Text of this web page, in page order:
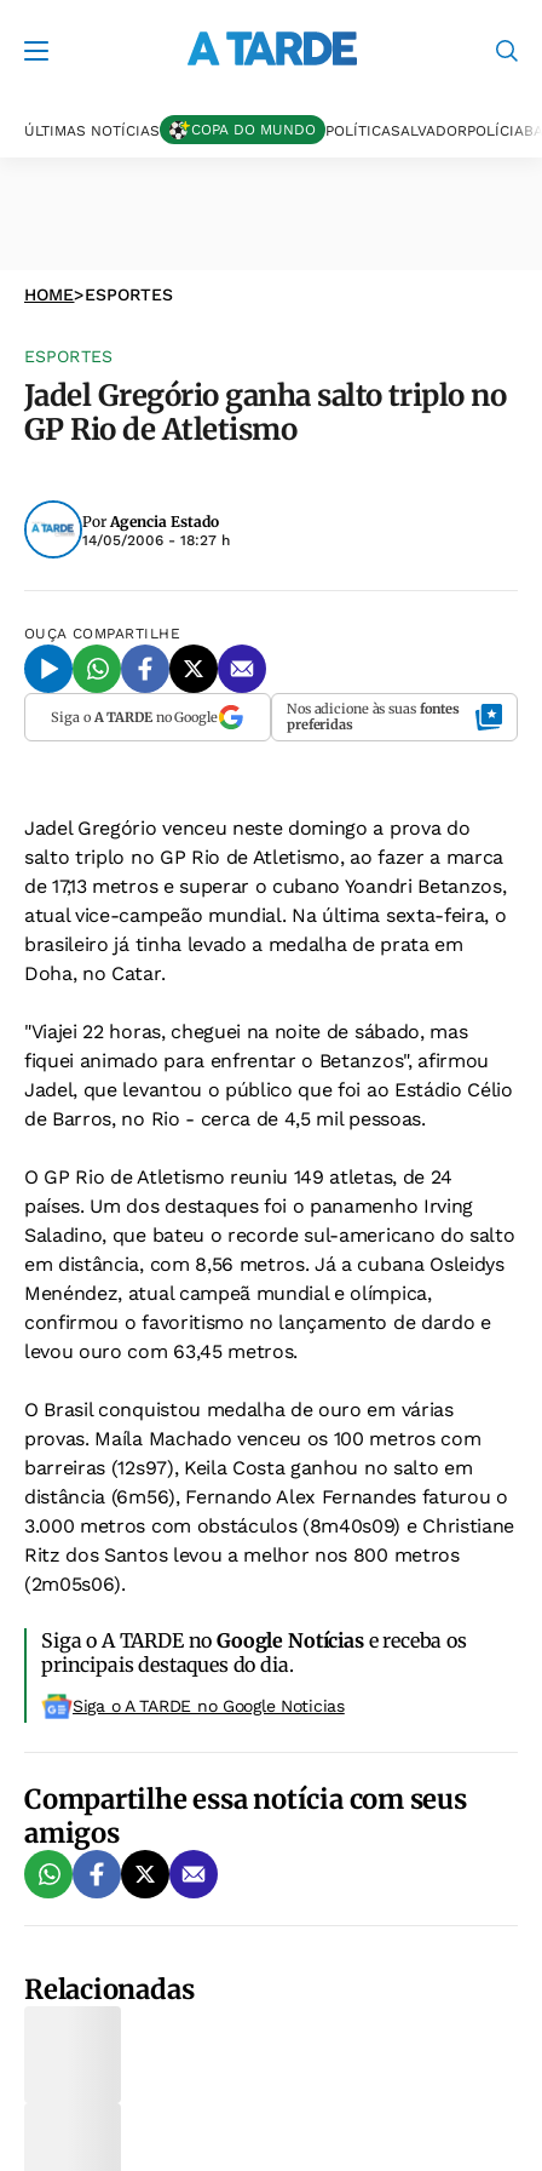
ÚLTIMAS NOTÍCIAS COPA DO MUNDO POLÍTICASALVADORPOLÍCIA
HOME>ESPORTES
ESPORTES
Jadel Gregório ganha salto triplo no
GP Rio de Atletismo
PorAgencia Estado
14/05/2006 - 18:27 h
OUÇA COMPARTILHE
Siga o A TARDEno Google Nos adicione às suas fontes
preferidas
Jadel Gregório venceu neste domingo a prova do
salto triplo no GP Rio de Atletismo, ao fazer a marca
de 17,13 metros e superar o cubano Yoandri Betanzos,
atual vice-campeão mundial. Na última sexta-feira, o
brasileiro já tinha levado a medalha de prata em
Doha, no Catar.
"Viajei 22 horas, cheguei na noite de sábado, mas
fiquei animado para enfrentar o Betanzos", afirmou
Jadel, que levantou o público que foi ao Estádio Célio
de Barros, no Rio - cerca de 4,5 mil pessoas.
O GP Rio de Atletismo reuniu 149 atletas, de 24
países. Um dos destaques foi o panamenho Irving
Saladino, que bateu o recorde sul-americano do salto
em distância, com 8,56 metros. Já a cubana Osleidys
Menéndez, atual campeã mundial e olímpica,
confirmou o favoritismo no lançamento de dardo e
levou ouro com 63,45 metros.
O Brasil conquistou medalha de ouro em várias
provas. Maíla Machado venceu os 100 metros com
barreiras (12s97), Keila Costa ganhou no salto em
distância (6m56), Fernando Alex Fernandes faturou o
3.000 metros com obstáculos (8m40s09) e Christiane
Ritz dos Santos levou a melhor nos 800 metros
(2m05s06).
Siga o A TARDE noGoogle Notíciase receba os
principais destaques do dia.
Siga o A TARDE no Google Noticias
Compartilhe essa notícia com seus
amigos
Relacionadas